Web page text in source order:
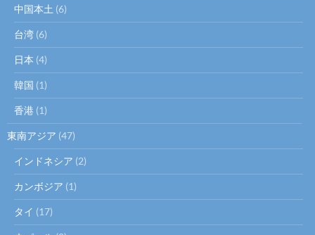
中国本土 (6)
台湾 (6)
日本 (4)
韓国 (1)
香港 (1)
東南アジア (47)
インドネシア (2)
カンボジア (1)
タイ (17)